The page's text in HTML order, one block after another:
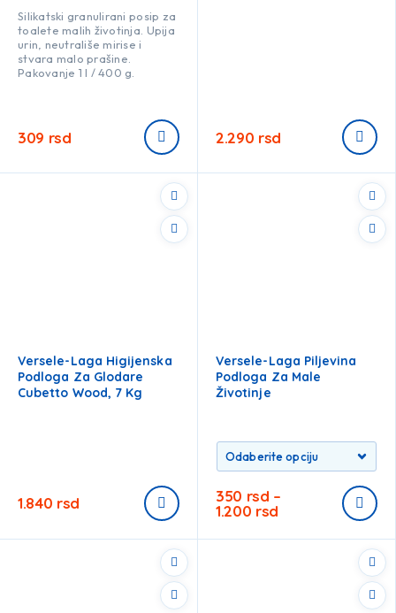
Silikatski granulirani posip za
toalete malih životinja. Upija
urin, neutrališe mirise i
stvara malo prašine.
Pakovanje 1 l / 400 g.
309 rsd 2.290 rsd
Versele-Laga Higijenska
Podloga Za Glodare
Cubetto Wood, 7 Kg
1.840 rsd
Versele-Laga Piljevina
Podloga Za Male
Životinje
350 rsd –
1.200 rsd